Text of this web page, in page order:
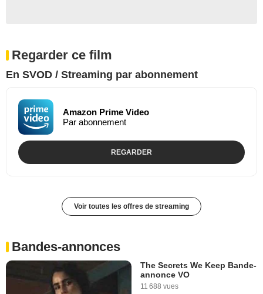
Regarder ce film
En SVOD / Streaming par abonnement
Amazon Prime Video
Par abonnement
REGARDER
Voir toutes les offres de streaming
Bandes-annonces
The Secrets We Keep Bande-
annonce VO
11 688 vues